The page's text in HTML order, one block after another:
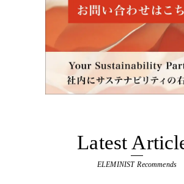
Latest
ELEMINIST Recommends